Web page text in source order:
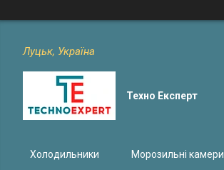
Луцьк, Україна
Техно Експерт
Холодильники Морозильні камери